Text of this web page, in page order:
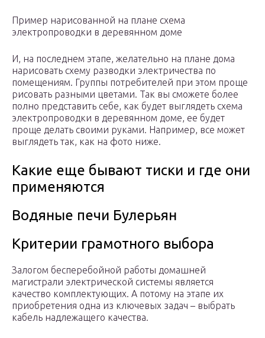
Пример нарисованной на плане схема
электропроводки в деревянном доме
И, на последнем этапе, желательно на плане дома
нарисовать схему разводки электричества по
помещениям. Группы потребителей при этом проще
рисовать разными цветами. Так вы сможете более
полно представить себе, как будет выглядеть схема
электропроводки в деревянном доме, ее будет
проще делать своими руками. Например, все может
выглядеть так, как на фото ниже.
Какие еще бывают тиски и где они
применяются
Водяные печи Булерьян
Критерии грамотного выбора
Залогом бесперебойной работы домашней
магистрали электрической системы является
качество комплектующих. А потому на этапе их
приобретения одна из ключевых задач – выбрать
кабель надлежащего качества.